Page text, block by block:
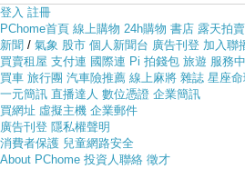
登入 註冊
PChome首頁 線上購物 24h購物 書店 露天拍賣
新聞 / 氣象 股市 個人新聞台 廣告刊登 加入聯
買賣租屋 支付連 國際連 Pi 拍錢包 旅遊 服務
買車 旅行團 汽車險推薦 線上麻將 雜誌 星座命
一元簡訊 直播達人 數位憑證 企業簡訊
買網址 虛擬主機 企業郵件
廣告刊登 隱私權聲明
消費者保護 兒童網路安全
About PChome 投資人聯絡 徵才